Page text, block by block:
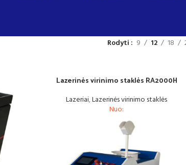
Rodyti 9 12 18
Lazerinės virinimo staklės RA2000H
Lazeriai,Lazerinės virinimo staklės
Nuo: